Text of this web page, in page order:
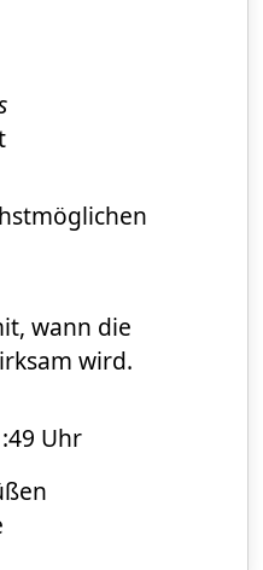
wann die
wird.
Uhr